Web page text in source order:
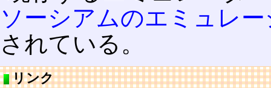
ソーシアムのエミュレ
されている。
リンク